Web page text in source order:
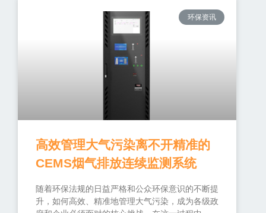
环保资讯
高效管理大气污染离不开精准的
CEMS烟气排放连续监测系统
随着环保法规的日益严格和公众环保意识的不断提
升，如何高效、精准地管理大气污染，成为各级政